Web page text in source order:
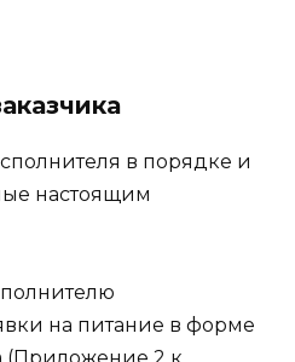
в порядке и
настоящим
на питание в форме